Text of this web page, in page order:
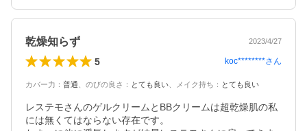
乾燥知らず 2023/4/27
5 koc********さん
カバー力 ： 普通 のびの良さ ： とても良い メイク持ち ： とても良い
レステモさんのゲルクリームとBBクリームは超乾燥肌の私
には無くてはならない存在です。